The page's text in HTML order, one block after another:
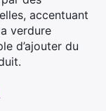
accentuant
verdure
d’ajouter du